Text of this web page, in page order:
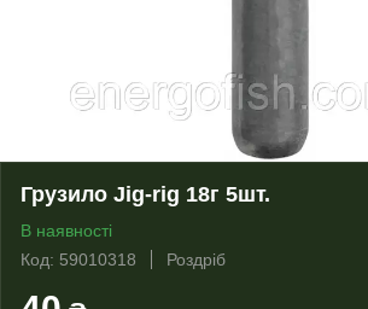
Грузило Jig-rig 18г 5шт.
В наявності
Код: 59010318
Роздріб